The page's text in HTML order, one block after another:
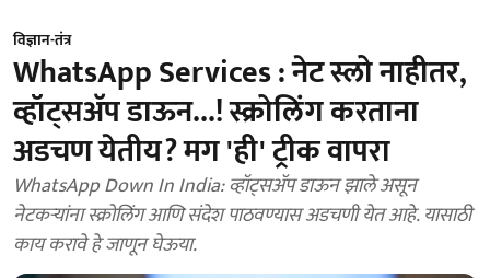
विज्ञान-तंत्र
WhatsApp Services : नेट स्लो नाहीतर,
व्हॉट्सअ‍ॅप डाऊन...! स्क्रोलिंग करताना
अडचण येतीय? मग 'ही' ट्रीक वापरा
WhatsApp Down In India: व्हॉट्सअ‍ॅप डाऊन झाले असून
नेटकऱ्यांना स्क्रोलिंग आणि संदेश पाठवण्यास अडचणी येत आहे. यासाठी
काय करावे हे जाणून घेऊया.